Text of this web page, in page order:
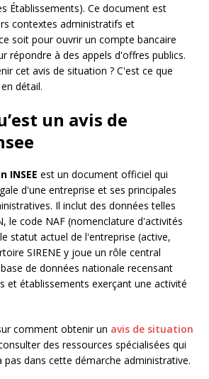
Établissements). Ce document est
contextes administratifs et
soit pour ouvrir un compte bancaire
répondre à des appels d'offres publics.
cet avis de situation ? C'est ce que
détail.
un avis de
INSEE est un document officiel qui
d'une entreprise et ses principales
Il inclut des données telles
le code NAF (nomenclature d'activités
statut actuel de l'entreprise (active,
SIRENE y joue un rôle central
de données nationale recensant
et établissements exerçant une activité
comment obtenir un avis de situation
des ressources spécialisées qui
pas dans cette démarche administrative.